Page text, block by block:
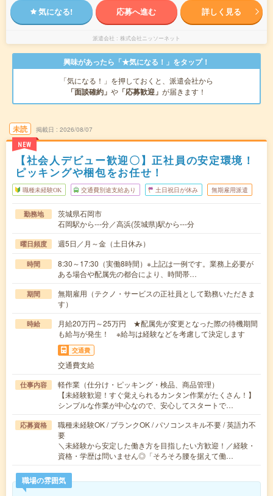
気になる! 応募へ進む 詳しく見る
派遣会社 株式会社ニッソーネット
興味があったら「★気になる！」をタップ！
「気になる！」を押しておくと、派遣会社から
「面談確約」 や 「応募歓迎」 が届きます！
未読
NEW
掲載日 2026/08/07
【社会人デビュー歓迎〇】正社員の安定環境！
ピッキングや梱包をお任せ！
職種未経験OK 交通費別途支給あり 土日祝日が休み 無期雇用派遣
勤務地
茨城県石岡市
石岡駅から---分／高浜(茨城県)駅から---分
曜日頻度 週5日／月～金（土日休み）
時間
8:30～17:30（実働8時間）※上記は一例です。業務上必要が
ある場合や配属先の都合により、時間帯…
期間
無期雇用（テクノ・サービスの正社員として勤務いただきま
す）
時給
月給20万円～25万円 ★配属先が変更となった際の待機期間
も給与が発生！ ※給与は経験などを考慮して決定します
交通費
交通費支給
仕事内容
軽作業（仕分け・ピッキング・検品、商品管理）
【未経験歓迎！すぐ覚えられるカンタン作業がたくさん！】
シンプルな作業が中心なので、安心してスタートで…
応募資格
職種未経験OK / ブランクOK / パソコンスキル不要 / 英語力不
要
＼未経験から安定した働き方を目指したい方歓迎！／経験・
資格・学歴は問いません◎「そろそろ腰を据えて働…
職場の雰囲気